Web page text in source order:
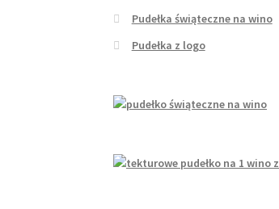
Pudełka świąteczne na wino
Pudełka z logo